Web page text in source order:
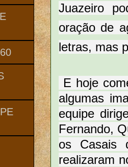
Juazeiro
oração de
letras, mas
E hoje
algumas
equipe
Fernando,
os Casais
realizaram